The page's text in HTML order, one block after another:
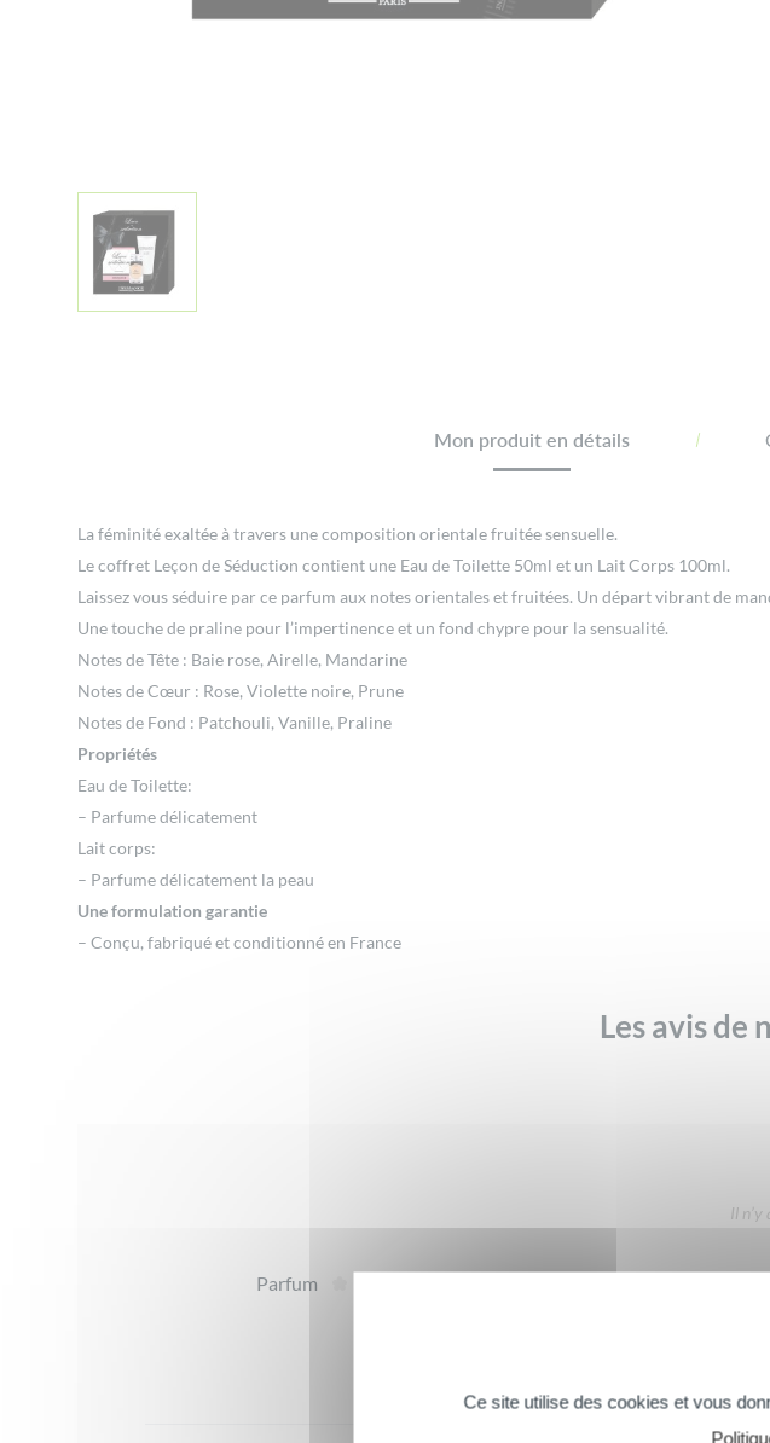
Mon produit en détails
La féminité exaltée à travers une composition orientale fruitée sensuelle.
Le coffret Leçon de Séduction contient une Eau de Toilette 50ml et un Lait Corps 100ml.
Laissez vous séduire par ce parfum aux notes orientales et fruitées. Un départ vibrant de
Une touche de praline pour l’impertinence et un fond chypre pour la sensualité.
Notes de Tête : Baie rose, Airelle, Mandarine
Notes de Cœur : Rose, Violette noire, Prune
Notes de Fond : Patchouli, Vanille, Praline
Propriétés
Eau de Toilette:
– Parfume délicatement
Lait corps:
– Parfume délicatement la peau
Une formulation garantie
– Conçu, fabriqué et conditionné en France
Les avis de
Il n’y
Parfum
Ce site utilise des cookies et vous